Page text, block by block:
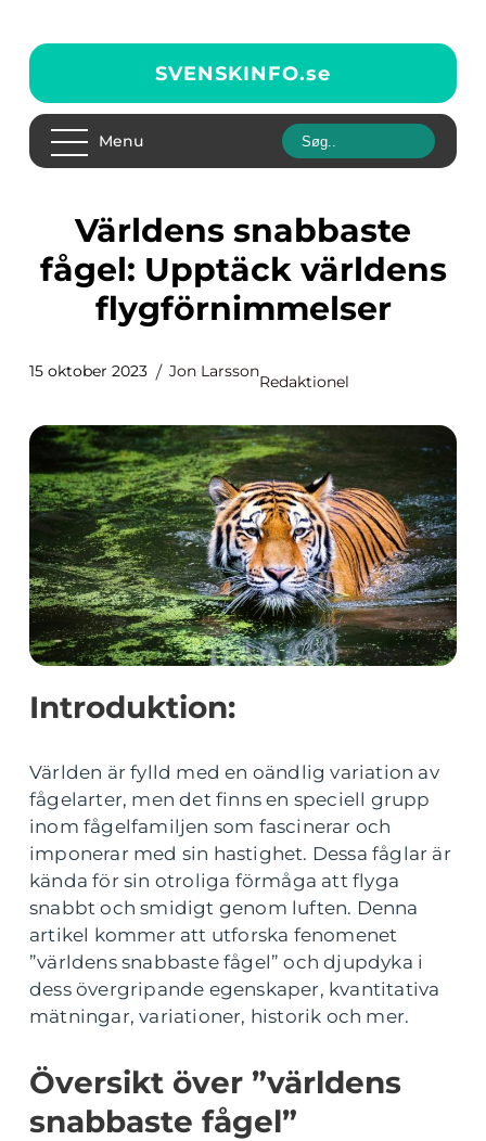
SVENSKINFO.se
Menu
Världens snabbaste
fågel: Upptäck världens
flygförnimmelser
15 oktober 2023 Jon Larsson
Redaktionel
Introduktion:
Världen är fylld med en oändlig variation av
fågelarter, men det finns en speciell grupp
inom fågelfamiljen som fascinerar och
imponerar med sin hastighet. Dessa fåglar är
kända för sin otroliga förmåga att flyga
snabbt och smidigt genom luften. Denna
artikel kommer att utforska fenomenet
”världens snabbaste fågel” och djupdyka i
dess övergripande egenskaper, kvantitativa
mätningar, variationer, historik och mer.
Översikt över ”världens
snabbaste fågel”